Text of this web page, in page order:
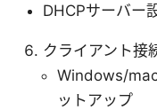
DHCPサーバー
クライアント接
Windows/
ットアップ